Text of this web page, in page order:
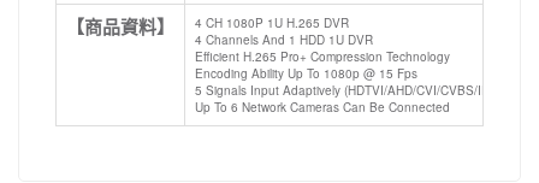
【商品資料】
4 CH 1080P 1U H.265 DVR
4 Channels And 1 HDD 1U DVR
Efficient H.265 Pro+ Compression Technology
Encoding Ability Up To 1080p @ 15 Fps
5 Signals Input Adaptively (HDTVI/AHD/CVI/CVBS/IP)
Up To 6 Network Cameras Can Be Connected